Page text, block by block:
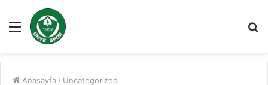
Menü
...
Anasayfa / Uncategorized